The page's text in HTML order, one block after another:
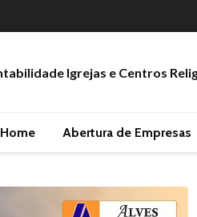
Home Abertura de Empresas